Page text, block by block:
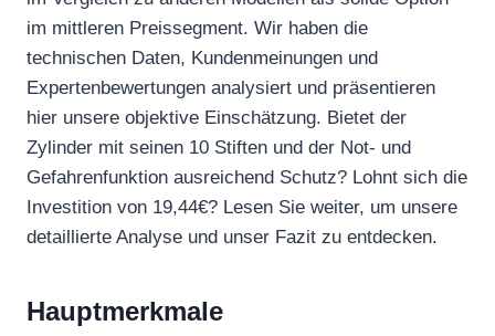
im mittleren Preissegment. Wir haben die
technischen Daten, Kundenmeinungen und
Expertenbewertungen analysiert und präsentieren
hier unsere objektive Einschätzung. Bietet der
Zylinder mit seinen 10 Stiften und der Not- und
Gefahrenfunktion ausreichend Schutz? Lohnt sich die
Investition von 19,44€? Lesen Sie weiter, um unsere
detaillierte Analyse und unser Fazit zu entdecken.
Hauptmerkmale